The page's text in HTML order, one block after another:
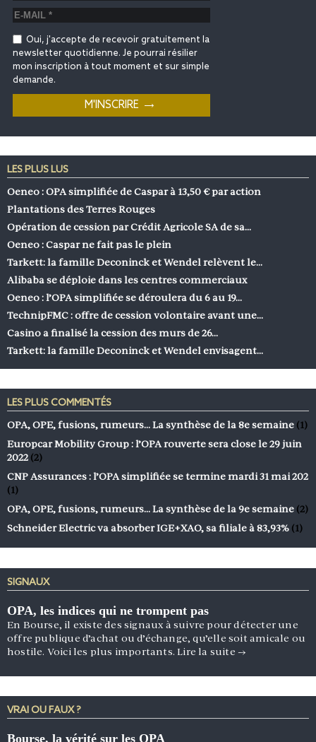
Oui, j'accepte de recevoir gratuitement la
newsletter quotidienne. Je pourrai résilier
mon inscription à tout moment et sur simple
demande.
LES PLUS LUS
Oeneo : OPA simplifiée de Caspar à 13,50 € par action
Plantations des Terres Rouges
Opération de cession par Crédit Agricole SA de sa…
Oeneo : Caspar ne fait pas le plein
Tarkett: la famille Deconinck et Wendel relèvent le…
Alibaba se déploie dans les centres commerciaux
Oeneo : l’OPA simplifiée se déroulera du 6 au 19…
TechnipFMC : offre de cession volontaire avant une…
Casino a finalisé la cession des murs de 26…
Tarkett: la famille Deconinck et Wendel envisagent…
LES PLUS COMMENTÉS
OPA, OPE, fusions, rumeurs… La synthèse de la 8e semaine (1)
Europcar Mobility Group : l’OPA rouverte sera close le 29 juin
2022 (2)
CNP Assurances : l’OPA simplifiée se termine mardi 31 mai 202
(1)
OPA, OPE, fusions, rumeurs… La synthèse de la 9e semaine (2)
Schneider Electric va absorber IGE+XAO, sa filiale à 83,93% (1)
SIGNAUX
OPA, les indices qui ne trompent pas
En Bourse, il existe des signaux à suivre pour détecter une
offre publique d’achat ou d’échange, qu’elle soit amicale ou
hostile. Voici les plus importants.Lire la suite →
VRAI OU FAUX ?
Bourse, la vérité sur les OPA